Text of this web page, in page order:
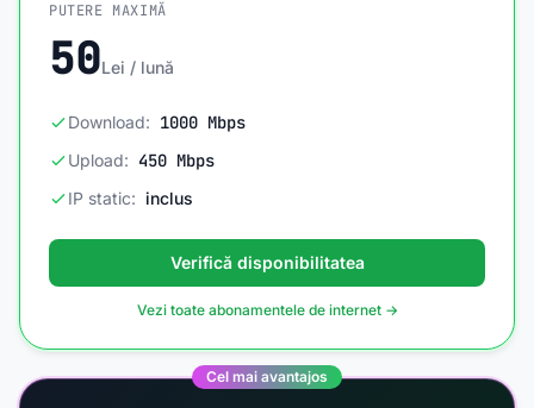
PUTERE MAXIMĂ
50Lei / lună
Download: 1000 Mbps
Upload: 450 Mbps
IP static: inclus
Verifică disponibilitatea
Vezi toate abonamentele de internet →
Cel mai avantajos